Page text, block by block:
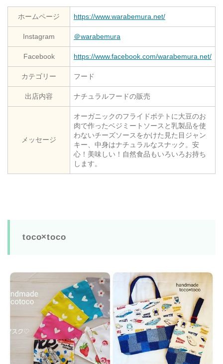
ホームページ https://www.warabemura.net/
Instagram ＠warabemura
Facebook https://www.facebook.com/warabemura.net/
カテゴリー フード
出店内容 ナチュラルフードの販売
メッセージ
オーガニックのフライドポテトに大豆のお
肉で作ったベジミートソースと乳製品を使
わないチーズソースをかけた見た目ジャン
キー、中身はナチュラルなスナック。安
心！美味しい！自然食品もいろいろお持ち
します。
toco×toco